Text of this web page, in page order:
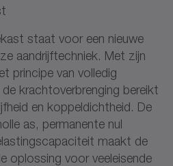
staat voor een nieuwe
aandrijftechniek. Met zijn
principe van volledig
krachtoverbrenging bereikt
en koppeldichtheid. De
as, permanente nul
maakt de
oplossing voor veeleisende